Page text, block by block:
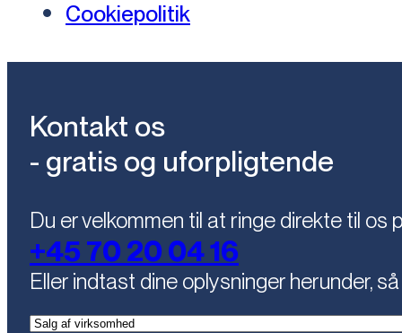
Cookiepolitik
Kontakt os
- gratis og uforpligtende
Du er velkommen til at ringe direkte til os
+45 70 20 04 16
Eller indtast dine oplysninger herunder,
Kontaktemne